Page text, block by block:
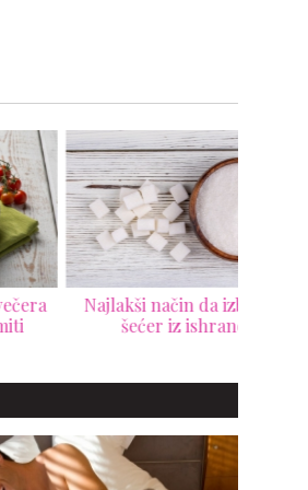
Najlakši način da izbacite
šećer iz ishrane